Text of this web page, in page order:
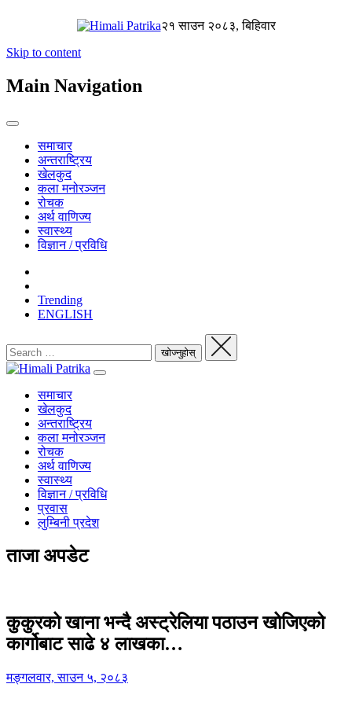
२१ साउन २०८३, बिहिवार
Skip to content
Main Navigation
समाचार
अन्तराष्ट्रिय
खेलकुद
कला मनोरञ्जन
रोचक
अर्थ वाणिज्य
स्वास्थ्य
विज्ञान / प्रविधि
Trending
ENGLISH
समाचार
खेलकुद
अन्तराष्ट्रिय
कला मनोरञ्जन
रोचक
अर्थ वाणिज्य
स्वास्थ्य
विज्ञान / प्रविधि
प्रवास
लुम्बिनी प्रदेश
ताजा अपडेट
कुकुरको खाना भन्दै अस्ट्रेलिया पठाउन खोजिएको
कार्गोबाट साढे ४ लाखका…
मङ्गलवार, साउन ५, २०८३